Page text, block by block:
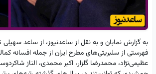
به گزارش نمابان و به نقل از ساعدنیوز، از ساعد
فهرستی از سلبریتی‌های مطرح ایران از جمله افسانه
عظیمی‌نژاد، محمدرضا گلزار، اکبر محمدی، الناز